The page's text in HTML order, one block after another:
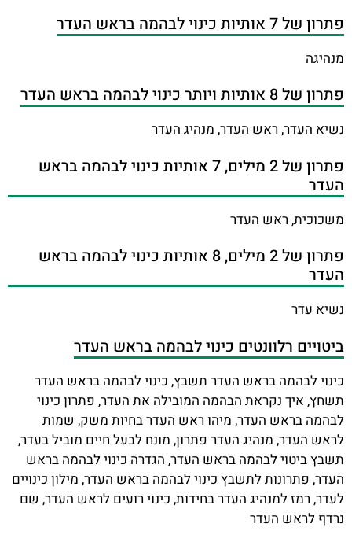
פתרון של 7 אותיות כינוי לבהמה בראש העדר
מנהיגה
פתרון של 8 אותיות ויותר כינוי לבהמה בראש העדר
נשיא העדר, ראש העדר, מנהיג העדר
פתרון של 2 מילים, 7 אותיות כינוי לבהמה בראש
העדר
משכוכית, ראש העדר
פתרון של 2 מילים, 8 אותיות כינוי לבהמה בראש
העדר
נשיא עדר
ביטויים רלוונטים כינוי לבהמה בראש העדר
כינוי לבהמה בראש העדר תשבץ, כינוי לבהמה בראש העדר
תשחץ, איך נקראת הבהמה המובילה את העדר, פתרון כינוי
לבהמה בראש העדר, מיהו ראש העדר בחיות משק, שמות
לראש העדר, מנהיג העדר פתרון, מונח לבעל חיים מוביל בעדר,
תשבץ ביטוי לבהמה בראש העדר, הגדרה כינוי לבהמה בראש
העדר, פתרונות לתשבץ כינוי לבהמה בראש העדר, מילון כינויים
לעדר, רמז למנהיג העדר בחידות, כינוי רועים לראש העדר, שם
נרדף לראש העדר